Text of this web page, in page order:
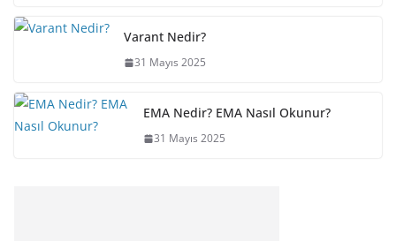
Varant Nedir?
31 Mayıs 2025
EMA Nedir? EMA Nasıl Okunur?
31 Mayıs 2025